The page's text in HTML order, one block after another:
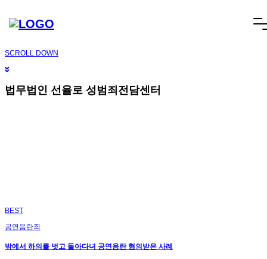
오늘 그만 볼래요
메
건
너
뛰
SCROLL DOWN
법무법인 선율로 성범죄전담센터
BEST
공연음란죄
밖에서 하의를 벗고 돌아다녀 공연음란 혐의받은 사례